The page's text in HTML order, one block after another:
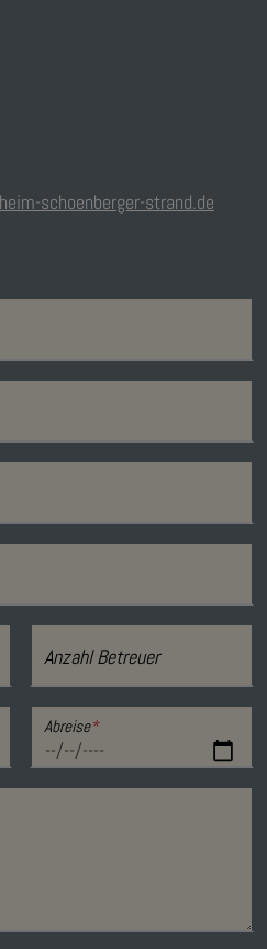
schoenberger-strand.de
Anzahl Betreuer
Abreise*